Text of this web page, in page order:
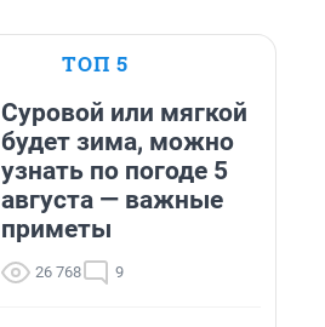
ТОП 5
Суровой или мягкой
будет зима, можно
узнать по погоде 5
августа — важные
приметы
26 768 9